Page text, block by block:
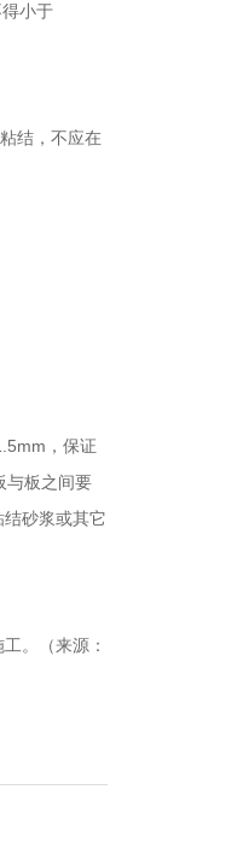
小于
结，不应在
，保证
与板之间要
砂浆或其它
。（来源：